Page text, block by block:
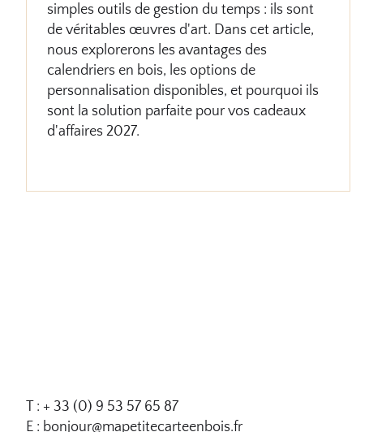
simples outils de gestion du temps : ils sont
de véritables œuvres d'art. Dans cet article,
nous explorerons les avantages des
calendriers en bois, les options de
personnalisation disponibles, et pourquoi ils
sont la solution parfaite pour vos cadeaux
d'affaires 2027.
T : + 33 (0) 9 53 57 65 87
E : bonjour@mapetitecarteenbois.fr